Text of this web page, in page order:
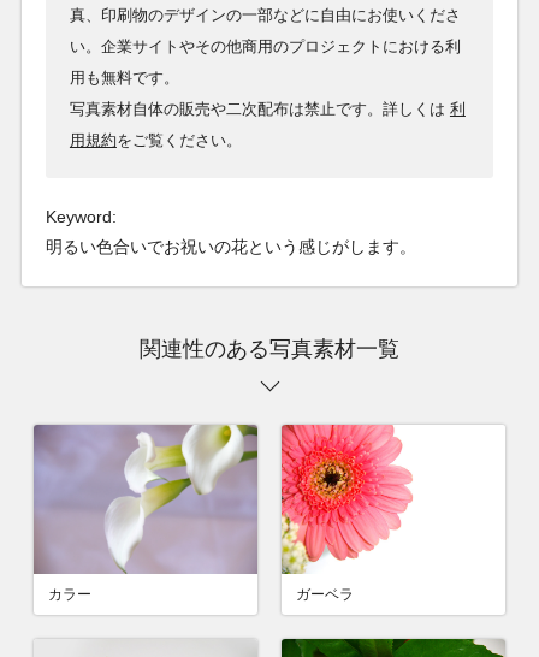
真、印刷物のデザインの一部などに自由にお使いくださ
い。企業サイトやその他商用のプロジェクトにおける利
用も無料です。
写真素材自体の販売や二次配布は禁止です。詳しくは 利
用規約をご覧ください。
Keyword:
明るい色合いでお祝いの花という感じがします。
関連性のある写真素材一覧
カラー ガーベラ